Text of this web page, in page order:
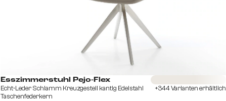
Esszimmerstuhl Pejo-Flex
Echt-Leder Schlamm Kreuzgestell kantig Edelstahl
Taschenfederkern
+344 Varianten erhältlich